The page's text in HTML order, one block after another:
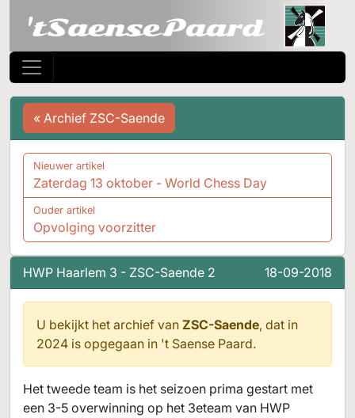
HWP Haarlem 3 - ZSC-Saende 2 18-09-2018
U bekijkt het archief van ZSC-Saende, dat in
2024 is opgegaan in 't Saense Paard.
Het tweede team is het seizoen prima gestart met
een 3-5 overwinning op het 3eteam van HWP
« Archief ZSC-Saende
Nieuwer artikel
Zaterdag 13 oktober - World Chess Day
Ouder artikel
Opvolging voorzitter